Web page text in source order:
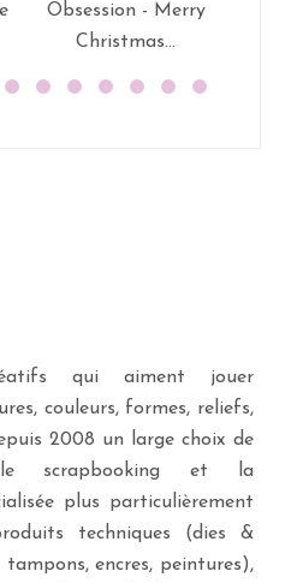
Obsession - Merry
Christmas...
qui aiment jouer
couleurs, formes, reliefs,
2008 un large choix de
scrapbooking et la
plus particulièrement
techniques (dies &
tampons, encres, peintures),